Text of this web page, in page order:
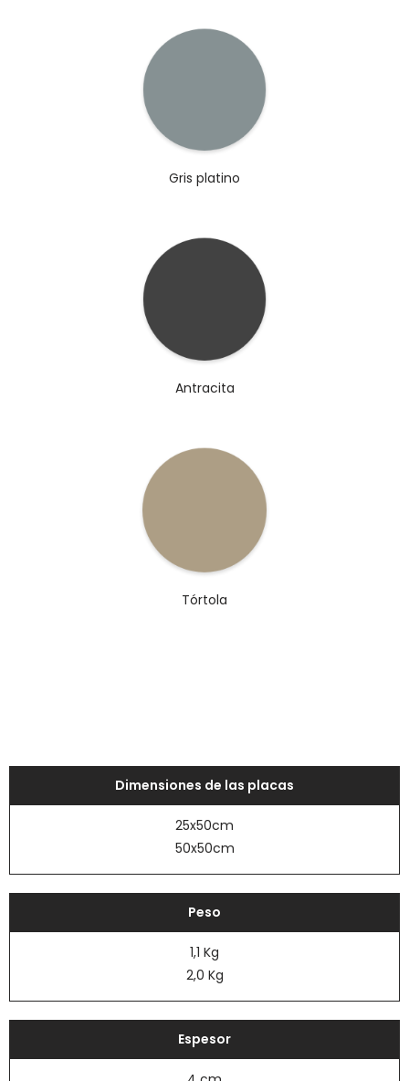
Gris platino
Antracita
Tórtola
Dimensiones de las placas
25x50cm
50x50cm
Peso
1,1 Kg
2,0 Kg
Espesor